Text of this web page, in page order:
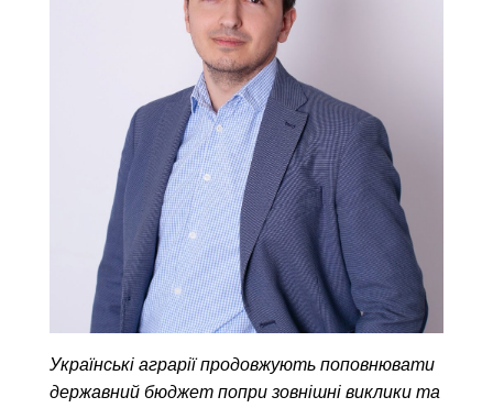
Українські аграрії продовжують поповнювати
державний бюджет попри зовнішні виклики та